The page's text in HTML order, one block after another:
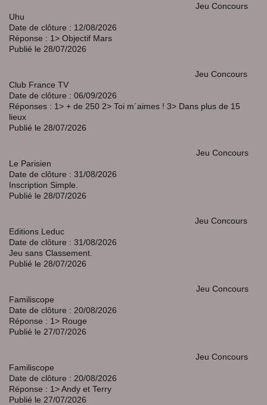
Jeu Concours
Uhu
Date de clôture : 12/08/2026
Réponse : 1> Objectif Mars
Publié le 28/07/2026
Jeu Concours
Club France TV
Date de clôture : 06/09/2026
Réponses : 1> + de 250 2> Toi m´aimes ! 3> Dans plus de 15
lieux
Publié le 28/07/2026
Jeu Concours
Le Parisien
Date de clôture : 31/08/2026
Inscription Simple.
Publié le 28/07/2026
Jeu Concours
Editions Leduc
Date de clôture : 31/08/2026
Jeu sans Classement.
Publié le 28/07/2026
Jeu Concours
Familiscope
Date de clôture : 20/08/2026
Réponse : 1> Rouge
Publié le 27/07/2026
Jeu Concours
Familiscope
Date de clôture : 20/08/2026
Réponse : 1> Andy et Terry
Publié le 27/07/2026